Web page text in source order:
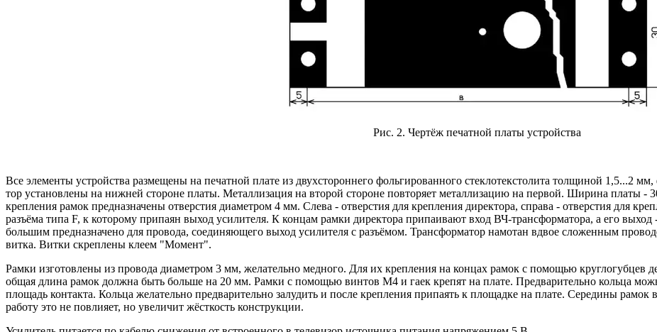
Рис. 2. Чертёж печатной платы устройства
Все элементы устройства размещены на печатной плате из двухстороннего фольгированного стеклотекстолита толщиной 1,5...2
тор установлены на нижней стороне платы. Металлизация на второй стороне повторяет металлизацию на первой. Ширина платы -
крепления рамок предназначены отверстия диаметром 4 мм. Слева - отверстия для крепления директора, справа - отверстия для
разъёма типа F, к которому припаян выход усилителя. К концам рамки директора припаивают вход ВЧ-трансформатора, а его выход
большим предназначено для провода, соединяющего выход усилителя с разъёмом. Трансформатор намотан вдвое сложенным
витка. Витки скреплены клеем "Момент".
Рамки изготовлены из провода диаметром 3 мм, желательно медного. Для их крепления на концах рамок с помощью круглогубцев
общая длина рамок должна быть больше на 20 мм. Рамки с помощью винтов М4 и гаек крепят на плате. Предварительно кольца
площадь контакта. Кольца желательно предварительно залудить и после крепления припаять к площадке на плате. Середины
работу это не повлияет, но увеличит жёсткость конструкции.